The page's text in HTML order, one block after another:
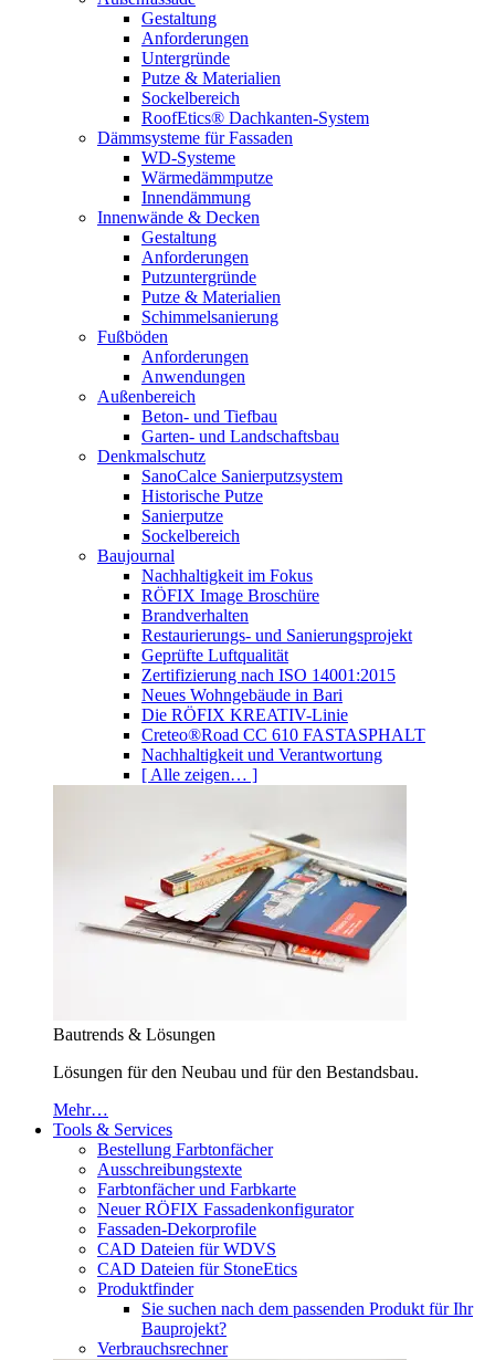
Gestaltung
Anforderungen
Untergründe
Putze & Materialien
Sockelbereich
RoofEtics® Dachkanten-System
Dämmsysteme für Fassaden
WD-Systeme
Wärmedämmputze
Innendämmung
Innenwände & Decken
Gestaltung
Anforderungen
Putzuntergründe
Putze & Materialien
Schimmelsanierung
Fußböden
Anforderungen
Anwendungen
Außenbereich
Beton- und Tiefbau
Garten- und Landschaftsbau
Denkmalschutz
SanoCalce Sanierputzsystem
Historische Putze
Sanierputze
Sockelbereich
Baujournal
Nachhaltigkeit im Fokus
RÖFIX Image Broschüre
Brandverhalten
Restaurierungs- und Sanierungsprojekt
Geprüfte Luftqualität
Zertifizierung nach ISO 14001:2015
Neues Wohngebäude in Bari
Die RÖFIX KREATIV-Linie
Creteo®Road CC 610 FASTASPHALT
Nachhaltigkeit und Verantwortung
[ Alle zeigen… ]
Bautrends & Lösungen
Lösungen für den Neubau und für den Bestandsbau.
Mehr…
Tools & Services
Bestellung Farbtonfächer
Ausschreibungstexte
Farbtonfächer und Farbkarte
Neuer RÖFIX Fassadenkonfigurator
Fassaden-Dekorprofile
CAD Dateien für WDVS
CAD Dateien für StoneEtics
Produktfinder
Sie suchen nach dem passenden Produkt für Ihr
Bauprojekt?
Verbrauchsrechner